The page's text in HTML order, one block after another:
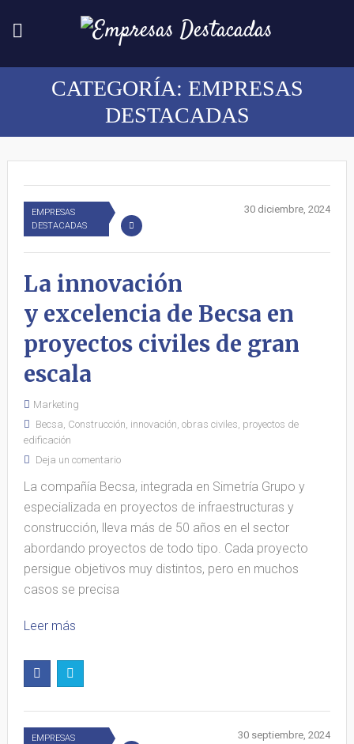
CATEGORÍA: EMPRESAS
DESTACADAS
EMPRESAS
DESTACADAS
30 diciembre, 2024
La innovación
y excelencia de Becsa en
proyectos civiles de gran
escala
Marketing
Becsa, Construcción, innovación, obras civiles, proyectos de
edificación
Deja un comentario
La compañía Becsa, integrada en Simetría Grupo y
especializada en proyectos de infraestructuras y
construcción, lleva más de 50 años en el sector
abordando proyectos de todo tipo. Cada proyecto
persigue objetivos muy distintos, pero en muchos
casos se precisa
Leer más
EMPRESAS
30 septiembre, 2024